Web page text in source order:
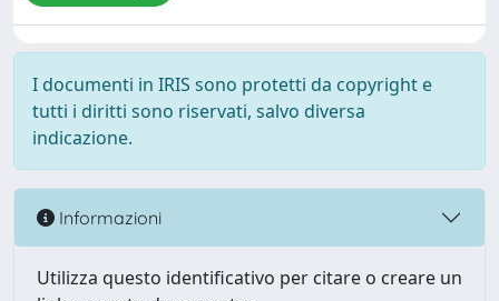
I documenti in IRIS sono protetti da copyright e
tutti i diritti sono riservati, salvo diversa
indicazione.
Informazioni
Utilizza questo identificativo per citare o creare un